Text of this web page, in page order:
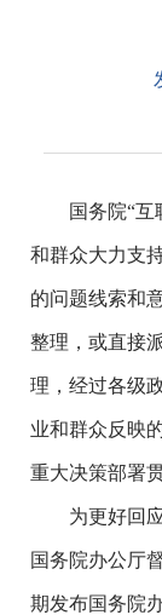
国务院“
和群众大力支
的问题线索和
整理，或直接
理，经过各级
业和群众反映
重大决策部署
为更好回
国务院办公厅
期发布国务院